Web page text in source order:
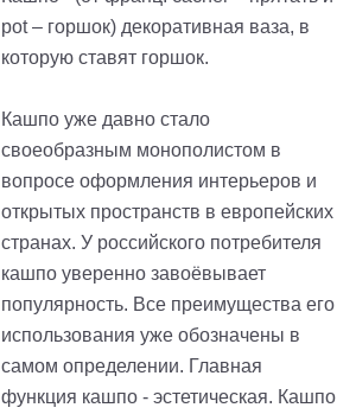
pot – горшок) декоративная ваза, в
которую ставят горшок.
Кашпо уже давно стало
своеобразным монополистом в
вопросе оформления интерьеров и
открытых пространств в европейских
странах. У российского потребителя
кашпо уверенно завоёвывает
популярность. Все преимущества его
использования уже обозначены в
самом определении. Главная
функция кашпо - эстетическая. Кашпо